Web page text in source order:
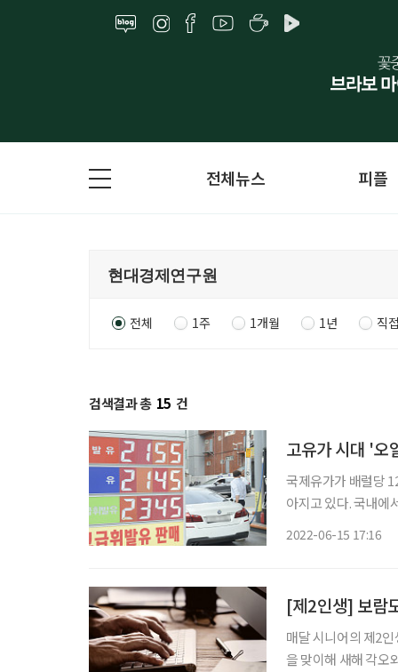
전체뉴스 피플
전체 1주 1개월 1년 직
검색결과 총 15 건
고유가 시대 '오
국제유가가 배럴당
아지고 있다. 국내에
2022-06-15 17:16
[제2인생] 보람
매달 시니어의 제2
을 맞이해 새해 각오